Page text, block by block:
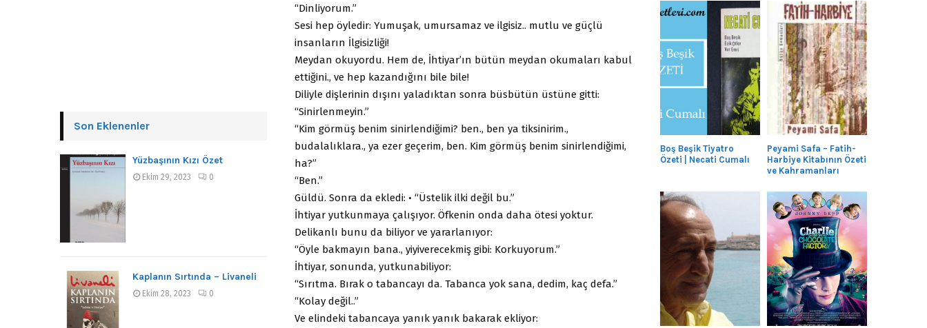
“Dinliyorum.”
Sesi hep öyledir: Yumuşak, umursamaz ve ilgisiz.. mutlu ve güçlü
insanların İlgisizliği!
Meydan okuyordu. Hem de, İhtiyar’ın bütün meydan okumaları kabul
ettiğini., ve hep kazandığını bile bile!
Diliyle dişlerinin dışını yaladıktan sonra büsbütün üstüne gitti:
“Sinirlenmeyin.”
“Kim görmüş benim sinirlendiğimi? ben., ben ya tiksinirim.,
budalalıklara., ya ezer geçerim, ben. Kim görmüş benim sinirlendiğimi,
ha?”
“Ben.”
Güldü. Sonra da ekledi: • “Üstelik ilki değil bu.”
İhtiyar yutkunmaya çalışıyor. Öfkenin onda daha ötesi yoktur.
Delikanlı bunu da biliyor ve yararlanıyor:
“Öyle bakmayın bana., yiyiverecekmiş gibi: Korkuyorum.”
İhtiyar, sonunda, yutkunabiliyor:
“Sırıtma. Bırak o tabancayı da. Tabanca yok sana, dedim, kaç defa.”
“Kolay değil..”
Ve elindeki tabancaya yanık yanık bakarak ekliyor:
Son Eklenenler
Yüzbaşının Kızı Özet
Ekim 29, 2023 0
Kaplanın Sırtında – Livaneli
Ekim 28, 2023 0
Boş Beşik Tiyatro
Özeti | Necati Cumalı
Peyami Safa – Fatih-
Harbiye Kitabının Özeti
ve Kahramanları